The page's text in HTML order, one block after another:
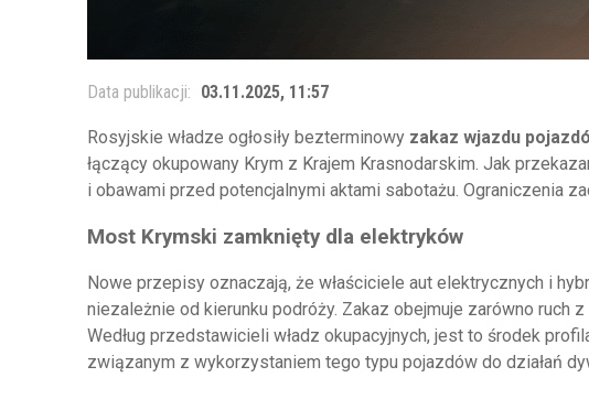
Data publikacji: 03.11.2025, 11:57
Rosyjskie władze ogłosiły bezterminowy zakaz wjazdu
łączący okupowany Krym z Krajem Krasnodarskim. Jak
i obawami przed potencjalnymi aktami sabotażu. Ograniczenia
Most Krymski zamknięty dla elektryków
Nowe przepisy oznaczają, że właściciele aut elektrycznych i
niezależnie od kierunku podróży. Zakaz obejmuje zarówno ruch
Według przedstawicieli władz okupacyjnych, jest to środek
związanym z wykorzystaniem tego typu pojazdów do działań